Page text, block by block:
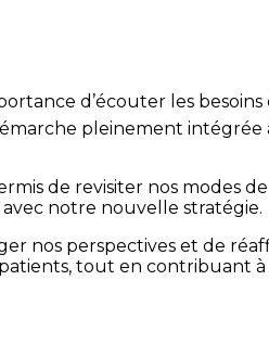
d’écouter les
pleinement intégrée
de revisiter nos modes de
notre nouvelle stratégie.
nos perspectives et de
tout en contribuant